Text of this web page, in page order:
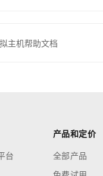
主机帮助文档